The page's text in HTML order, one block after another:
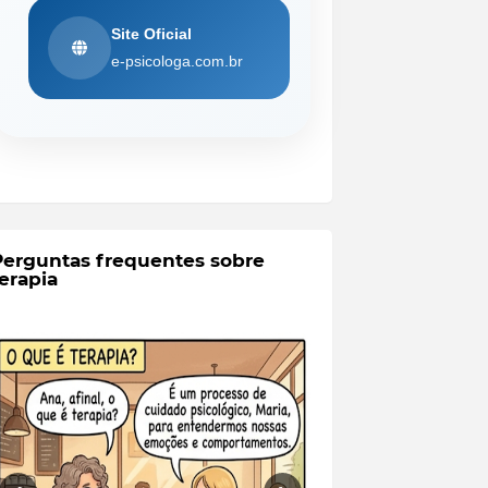
Site Oficial
e-psicologa.com.br
frequentes sobre